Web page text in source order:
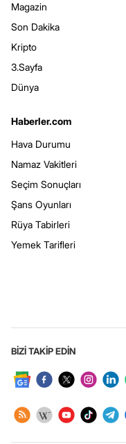
Magazin
Son Dakika
Kripto
3.Sayfa
Dünya
Haberler.com
Hava Durumu
Namaz Vakitleri
Seçim Sonuçları
Şans Oyunları
Rüya Tabirleri
Yemek Tarifleri
BİZİ TAKİP EDİN